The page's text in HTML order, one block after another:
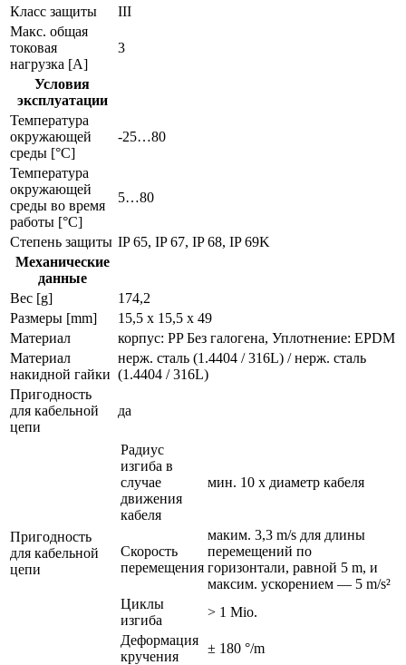
Класс защиты
III
Макс. общая
токовая
нагрузка [A]
3
Условия
эксплуатации
Температура
окружающей
среды [°C]
-25…80
Температура
окружающей
среды во время
работы [°C]
5…80
Степень защиты IP 65, IP 67, IP 68, IP 69K
Механические
данные
Вес [g]
174,2
Размеры [mm]
15,5 x 15,5 x 49
Материал
корпус: PP Без галогена, Уплотнение: EPDM
Материал
накидной гайки
нерж. сталь (1.4404 / 316L) / нерж. сталь
(1.4404 / 316L)
Пригодность
для кабельной
цепи
да
Пригодность
для кабельной
цепи
Радиус
изгиба в
случае
движения
кабеля
мин. 10 x диаметр кабеля
Скорость
перемещения
маким. 3,3 m/s для длины
перемещений по
горизонтали, равной 5 m, и
максим. ускорением — 5 m/s²
Циклы
изгиба
> 1 Mio.
Деформация
кручения
± 180 °/m